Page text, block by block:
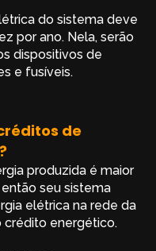
do sistema deve
por ano. Nela, serão
dispositivos de
e fusíveis.
de
produzida é maior
seu sistema
elétrica na rede da
crédito energético.